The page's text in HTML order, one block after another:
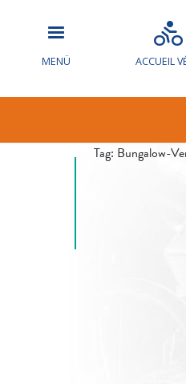
MENÜ ACCUEIL
Tag: Bungalow-